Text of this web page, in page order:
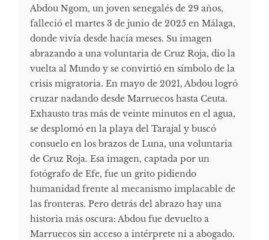
Abdou Ngom, un joven senegalés de 29 años,
falleció el martes 3 de junio de 2025 en Málaga,
donde vivía desde hacía meses. Su imagen
abrazando a una voluntaria de Cruz Roja, dio la
vuelta al Mundo y se convirtió en símbolo de la
crisis migratoria. En mayo de 2021, Abdou logró
cruzar nadando desde Marruecos hasta Ceuta.
Exhausto tras más de veinte minutos en el agua,
se desplomó en la playa del Tarajal y buscó
consuelo en los brazos de Luna, una voluntaria
de Cruz Roja. Esa imagen, captada por un
fotógrafo de Efe, fue un grito pidiendo
humanidad frente al mecanismo implacable de
las fronteras. Pero detrás del abrazo hay una
historia más oscura: Abdou fue devuelto a
Marruecos sin acceso a intérprete ni a abogado.